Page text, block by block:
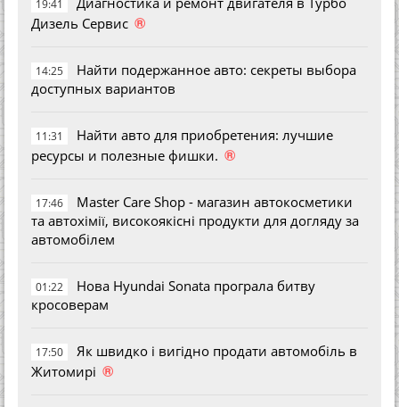
19:41
Дизель Сервис ®
14:25
Найти подержанное авто: секреты выбора
доступных вариантов
11:31
Найти авто для приобретения: лучшие
ресурсы и полезные фишки. ®
17:46
Master Care Shop - магазин автокосметики
та автохімії, високоякісні продукти для догляду за
автомобілем
01:22
Нова Hyundai Sonata програла битву
кросоверам
17:50
Як швидко і вигідно продати автомобіль в
Житомирі ®